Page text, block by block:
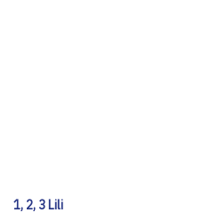
1, 2, 3 Lili